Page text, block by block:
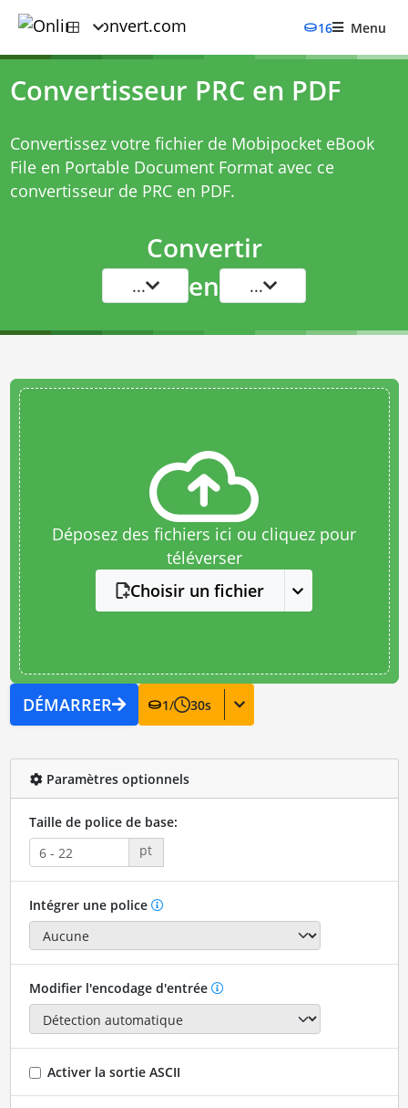
16 Menu
Convertisseur PRC en PDF
Convertissez votre fichier de Mobipocket eBook
File en Portable Document Format avec ce
convertisseur de PRC en PDF.
Convertir
... en ...
Déposez des fichiers ici ou cliquez pour
téléverser
Choisir un fichier
DÉMARRER 1/ 30s
Paramètres optionnels
Taille de police de base:
pt
Intégrer une police
Modifier l'encodage d'entrée
Activer la sortie ASCII